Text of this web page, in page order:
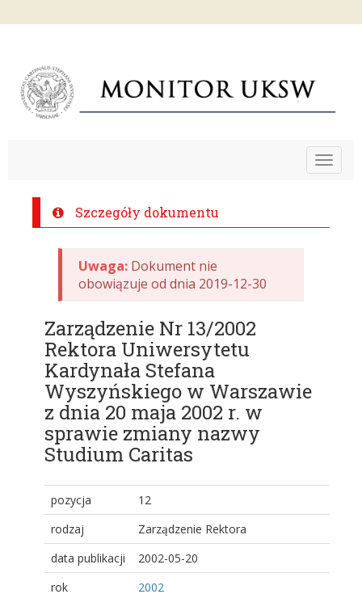
Toggle
Szczegóły dokumentu
Uwaga: Dokument nie
obowiązuje od dnia 2019-12-30
Zarządzenie Nr 13/2002
Rektora Uniwersytetu
Kardynała Stefana
Wyszyńskiego w Warszawie
z dnia 20 maja 2002 r. w
sprawie zmiany nazwy
Studium Caritas
pozycja
12
rodzaj
Zarządzenie Rektora
data publikacji
2002-05-20
rok
2002